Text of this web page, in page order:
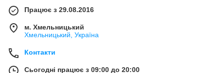
Працює з 29.08.2016
м. Хмельницький
Хмельницький, Україна
Контакти
Сьогодні працює з 09:00 до 20:00